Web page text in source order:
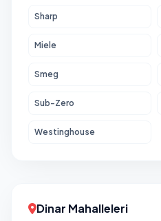
Sharp
Miele
Smeg
Sub-Zero
Westinghouse
Dinar Mahalleleri